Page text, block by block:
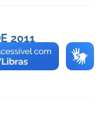
2011